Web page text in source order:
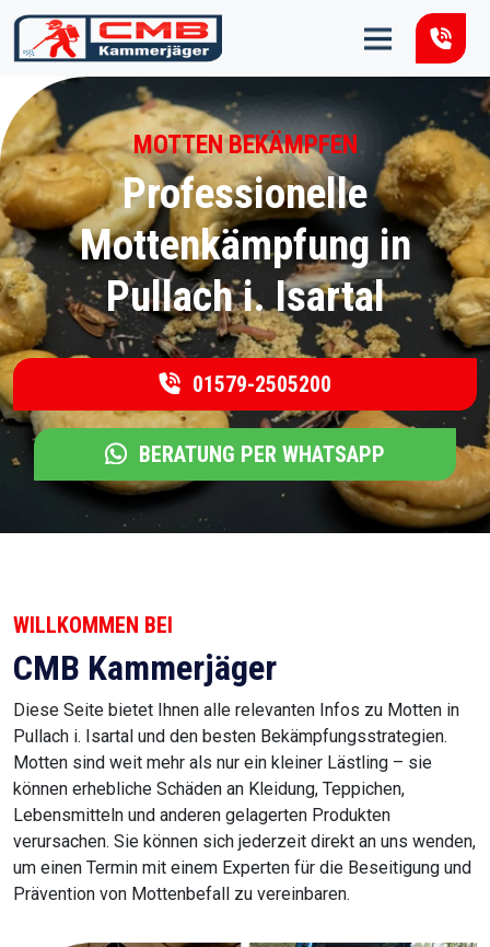
Zum Inhalt springen
MOTTEN BEKÄMPFEN
Professionelle
Mottenkämpfung in
Pullach i. Isartal
01579-2505200
BERATUNG PER WHATSAPP
WILLKOMMEN BEI
CMB Kammerjäger
Diese Seite bietet Ihnen alle relevanten Infos zu Motten in
Pullach i. Isartal und den besten Bekämpfungsstrategien.
Motten sind weit mehr als nur ein kleiner Lästling – sie
können erhebliche Schäden an Kleidung, Teppichen,
Lebensmitteln und anderen gelagerten Produkten
verursachen. Sie können sich jederzeit direkt an uns wenden,
um einen Termin mit einem Experten für die Beseitigung und
Prävention von Mottenbefall zu vereinbaren.